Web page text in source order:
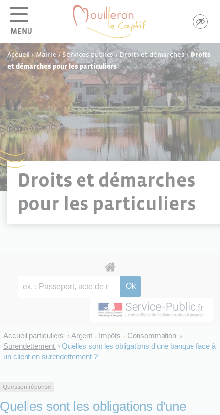
MENU
Accueil >Mairie> Services publics>Droits et démarches>Droits
et démarches pour les particuliers
Droits et démarches
pour les particuliers
Accueil particuliers > Argent - Impôts - Consommation >
Surendettement > Quelles sont les obligations d'une banque face à
un client en surendettement ?
Question-réponse
Quelles sont les obligations d'une
Panneau de gestion des cookies